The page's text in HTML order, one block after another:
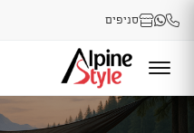
סניפים